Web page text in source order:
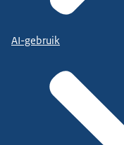
AI-gebruik